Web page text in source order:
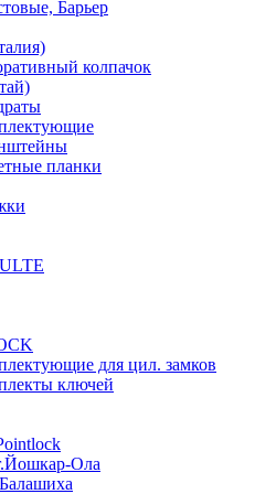
Барьер
колпачок
планки
для цил. замков
ключей
Ола